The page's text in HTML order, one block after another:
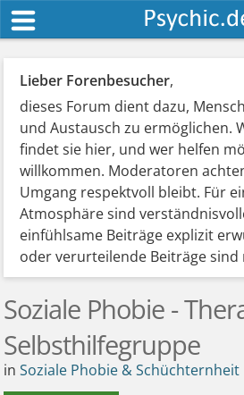
Lieber Forenbesucher,
dieses Forum dient dazu,
und Austausch zu ermöglichen.
findet sie hier, und wer helfen
willkommen. Moderatoren
Umgang respektvoll bleibt. Für
Atmosphäre sind
einfühlsame Beiträge explizit
oder verurteilende Beiträge
Soziale Phobie -
Selbsthilfegruppe
inSoziale Phobie & Schüchternheit